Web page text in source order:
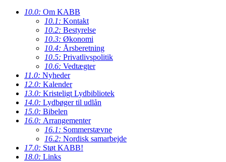
10.0: Om KABB
10.1: Kontakt
10.2: Bestyrelse
10.3: Økonomi
10.4: Årsberetning
10.5: Privatlivspolitik
10.6: Vedtægter
11.0: Nyheder
12.0: Kalender
13.0: Kristeligt Lydbibliotek
14.0: Lydbøger til udlån
15.0: Bibelen
16.0: Arrangementer
16.1: Sommerstævne
16.2: Nordisk samarbejde
17.0: Støt KABB!
18.0: Links